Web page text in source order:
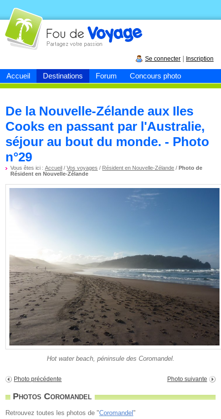
Accueil Destinations Forum Concours photo
Fou devoyage
Se connecter Inscription
De la Nouvelle-Zélande aux Iles
Cooks en passant par l'Australie,
séjour au bout du monde. - Photo
n°29
Vous êtes ici :Accueil /Vos voyages / Résident en Nouvelle-Zélande /Photo de
Résident en Nouvelle-Zélande
Hot water beach, péninsule des Coromandel.
Photo précédente Photo suivante
Photos Coromandel
Retrouvez toutes les photos de "Coromandel"